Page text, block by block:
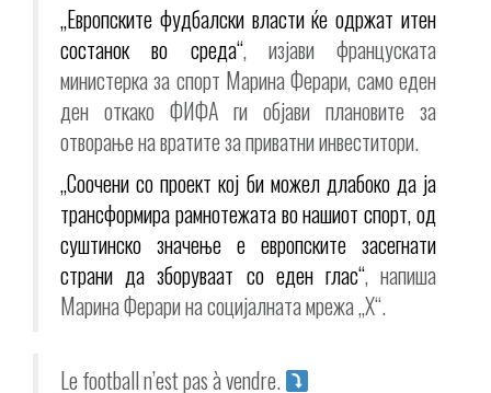
„Европските фудбалски власти ќе одржат итен
состанок во среда“, изјави француската
министерка за спорт Марина Ферари, само еден
ден откако ФИФА ги објави плановите за
отворање на вратите за приватни инвеститори.
„Соочени со проект кој би можел длабоко да ја
трансформира рамнотежата во нашиот спорт, од
суштинско значење е европските засегнати
страни да зборуваат со еден глас“, напиша
Марина Ферари на социјалната мрежа „X“.
Le football n’est pas à vendre.